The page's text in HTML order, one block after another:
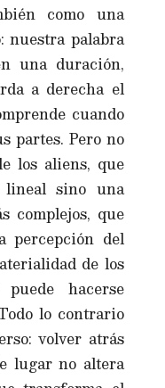
como una
nuestra palabra
una duración,
a derecha el
cuando
partes. Pero no
los aliens, que
sino una
complejos, que
percepción del
de los
hacerse
lo contrario
volver atrás
lugar no altera